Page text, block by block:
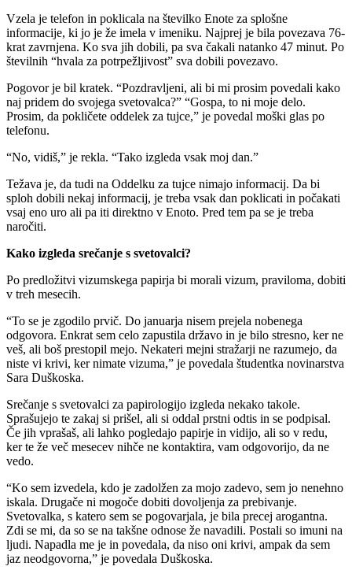
Vzela je telefon in poklicala na številko Enote za splošne
informacije, ki jo je že imela v imeniku. Najprej je bila povezava 76-
krat zavrnjena. Ko sva jih dobili, pa sva čakali natanko 47 minut. Po
številnih “hvala za potrpežljivost” sva dobili povezavo.
Pogovor je bil kratek. “Pozdravljeni, ali bi mi prosim povedali kako
naj pridem do svojega svetovalca?” “Gospa, to ni moje delo.
Prosim, da pokličete oddelek za tujce,” je povedal moški glas po
telefonu.
“No, vidiš,” je rekla. “Tako izgleda vsak moj dan.”
Težava je, da tudi na Oddelku za tujce nimajo informacij. Da bi
sploh dobili nekaj informacij, je treba vsak dan poklicati in počakati
vsaj eno uro ali pa iti direktno v Enoto. Pred tem pa se je treba
naročiti.
Kako izgleda srečanje s svetovalci?
Po predložitvi vizumskega papirja bi morali vizum, praviloma, dobiti
v treh mesecih.
“To se je zgodilo prvič. Do januarja nisem prejela nobenega
odgovora. Enkrat sem celo zapustila državo in je bilo stresno, ker ne
veš, ali boš prestopil mejo. Nekateri mejni stražarji ne razumejo, da
niste vi krivi, ker nimate vizuma,” je povedala študentka novinarstva
Sara Duškoska.
Srečanje s svetovalci za papirologijo izgleda nekako takole.
Sprašujejo te zakaj si prišel, ali si oddal prstni odtis in se podpisal.
Če jih vprašaš, ali lahko pogledajo papirje in vidijo, ali so v redu,
ker te že več mesecev nihče ne kontaktira, vam odgovorijo, da ne
vedo.
“Ko sem izvedela, kdo je zadolžen za mojo zadevo, sem jo nenehno
iskala. Drugače ni mogoče dobiti dovoljenja za prebivanje.
Svetovalka, s katero sem se pogovarjala, je bila precej arogantna.
Zdi se mi, da so se na takšne odnose že navadili. Postali so imuni na
ljudi. Napadla me je in povedala, da niso oni krivi, ampak da sem
jaz neodgovorna,” je povedala Duškoska.